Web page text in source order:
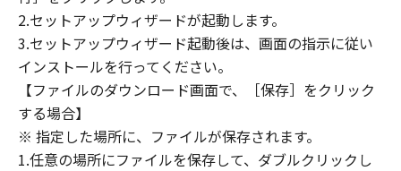
フトウェア」をインストールした時点で発効
し、下記(2)または(3)により終了されるまで有
効に存続します。
(2) お客様は、「本ソフトウェア」およびその
複製物のすべてを廃棄および消去することによ
り、本契約書を終了させることができます。
(3) お客様が本契約書のいずれかの条項に違反
2.セットアップウィザードが起動します。
3.セットアップウィザード起動後は、画面の指示に従い
インストールを行ってください。
【ファイルのダウンロード画面で、［保存］をクリック
する場合】
※ 指定した場所に、ファイルが保存されます。
1.任意の場所にファイルを保存して、ダブルクリックし